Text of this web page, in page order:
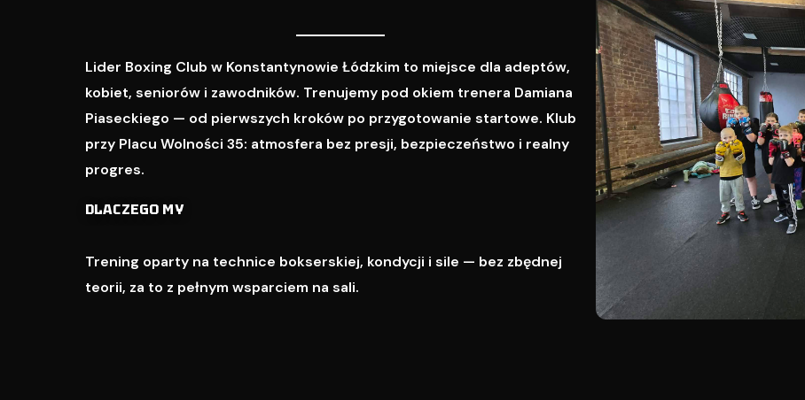
Lider Boxing Club w Konstantynowie Łódzkim to miejsce dla adeptów,
kobiet, seniorów i zawodników. Trenujemy pod okiem trenera Damiana
Piaseckiego — od pierwszych kroków po przygotowanie startowe. Klub
przy Placu Wolności 35: atmosfera bez presji, bezpieczeństwo i realny
progres.
DLACZEGO MY
Trening oparty na technice bokserskiej, kondycji i sile — bez zbędnej
teorii, za to z pełnym wsparciem na sali.